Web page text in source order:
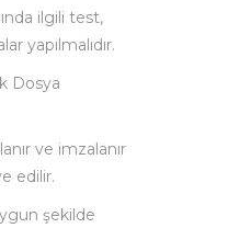
ilgili test,
yapılmalıdır.
Dosya
ve imzalanır
edilir.
şekilde